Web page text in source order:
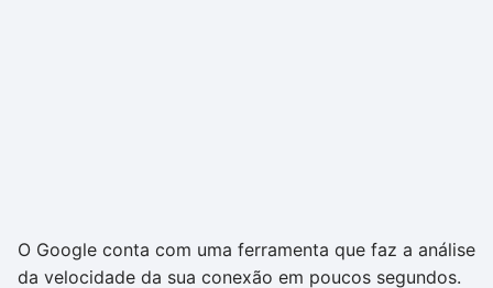
O Google conta com uma ferramenta que faz a análise
da velocidade da sua conexão em poucos segundos.